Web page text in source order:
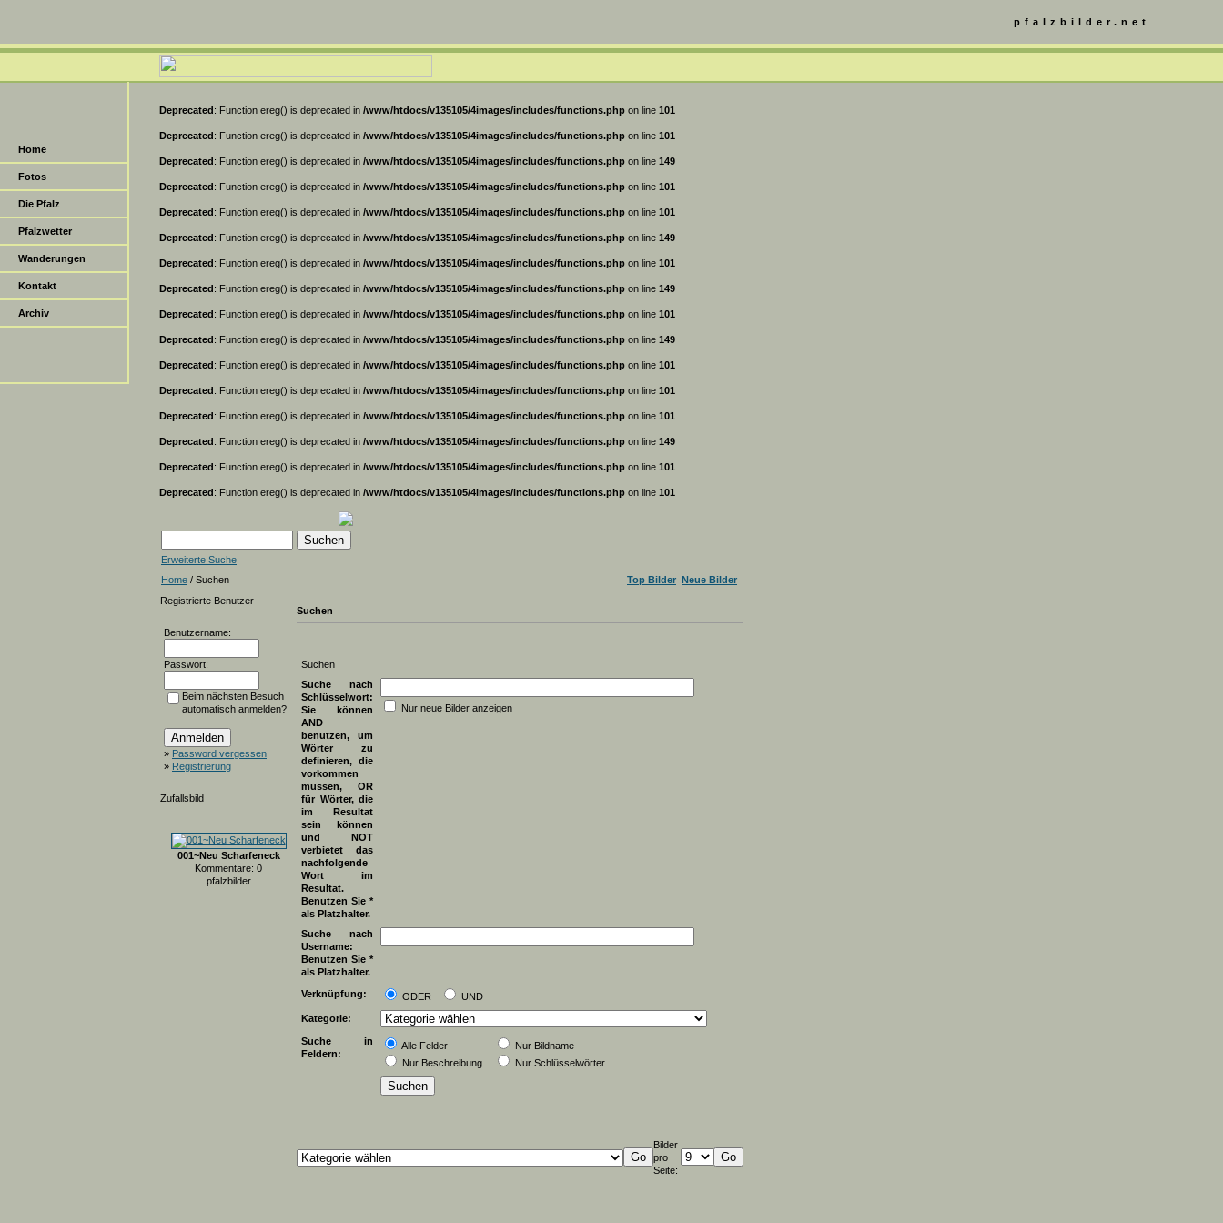
Home
Fotos
Die Pfalz
Pfalzwetter
Wanderungen
Kontakt
Archiv
pfalzbilder.net
Deprecated: Function ereg() is deprecated in /www/htdocs/v135105/4images/includes/functions.php on line 101
Deprecated: Function ereg() is deprecated in /www/htdocs/v135105/4images/includes/functions.php on line 101
Deprecated: Function ereg() is deprecated in /www/htdocs/v135105/4images/includes/functions.php on line 149
Deprecated: Function ereg() is deprecated in /www/htdocs/v135105/4images/includes/functions.php on line 101
Deprecated: Function ereg() is deprecated in /www/htdocs/v135105/4images/includes/functions.php on line 101
Deprecated: Function ereg() is deprecated in /www/htdocs/v135105/4images/includes/functions.php on line 149
Deprecated: Function ereg() is deprecated in /www/htdocs/v135105/4images/includes/functions.php on line 101
Deprecated: Function ereg() is deprecated in /www/htdocs/v135105/4images/includes/functions.php on line 149
Deprecated: Function ereg() is deprecated in /www/htdocs/v135105/4images/includes/functions.php on line 101
Deprecated: Function ereg() is deprecated in /www/htdocs/v135105/4images/includes/functions.php on line 149
Deprecated: Function ereg() is deprecated in /www/htdocs/v135105/4images/includes/functions.php on line 101
Deprecated: Function ereg() is deprecated in /www/htdocs/v135105/4images/includes/functions.php on line 101
Deprecated: Function ereg() is deprecated in /www/htdocs/v135105/4images/includes/functions.php on line 101
Deprecated: Function ereg() is deprecated in /www/htdocs/v135105/4images/includes/functions.php on line 149
Deprecated: Function ereg() is deprecated in /www/htdocs/v135105/4images/includes/functions.php on line 101
Deprecated: Function ereg() is deprecated in /www/htdocs/v135105/4images/includes/functions.php on line 101
Erweiterte Suche
Home / Suchen Top Bilder Neue Bilder
Registrierte Benutzer
Benutzername:
Passwort:
Beim nächsten Besuch
automatisch anmelden?
» Password vergessen
» Registrierung
Zufallsbild
001~Neu Scharfeneck
Kommentare: 0
pfalzbilder
Suchen
Suchen
Suche nach
Schlüsselwort:
Sie können
AND
benutzen, um
Wörter zu
definieren, die
vorkommen
müssen, OR
für Wörter, die
im Resultat
sein können
und NOT
verbietet das
nachfolgende
Wort im
Resultat.
Benutzen Sie *
als Platzhalter.
Nur neue Bilder anzeigen
Suche nach
Username:
Benutzen Sie *
als Platzhalter.
Verknüpfung:
ODER
UND
Kategorie:
Suche in
Feldern:
Alle Felder
Nur Bildname
Nur Beschreibung
Nur Schlüsselwörter
Bilder
pro
Seite: